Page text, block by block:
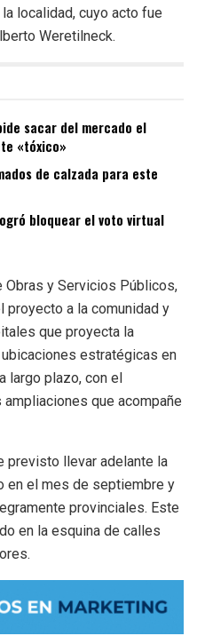
localidad, cuyo acto fue
Weretilneck.
sacar del mercado el
«tóxico»
de calzada para este
bloquear el voto virtual
Obras y Servicios Públicos,
proyecto a la comunidad y
que proyecta la
estratégicas en
largo plazo, con el
que acompañe
previsto llevar adelante la
en el mes de septiembre y
provinciales. Este
en la esquina de calles